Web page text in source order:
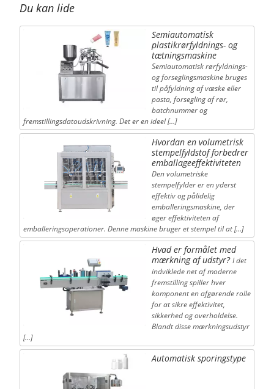
Du kan lide
Semiautomatisk
plastikrørfyldnings- og
tætningsmaskine
Semiautomatisk rørfyldnings-
og forseglingsmaskine bruges
til påfyldning af væske eller
pasta, forsegling af rør,
batchnummer og
fremstillingsdatoudskrivning. Det er en ideel […]
Hvordan en volumetrisk
stempelfyldstof forbedrer
emballageeffektiviteten
Den volumetriske
stempelfylder er en yderst
effektiv og pålidelig
emballeringsmaskine, der
øger effektiviteten af
emballeringsoperationer. Denne maskine bruger et stempel til at […]
Hvad er formålet med
mærkning af udstyr? I det
indviklede net af moderne
fremstilling spiller hver
komponent en afgørende rolle
for at sikre effektivitet,
sikkerhed og overholdelse.
Blandt disse mærkningsudstyr
[…]
Automatisk sporingstype